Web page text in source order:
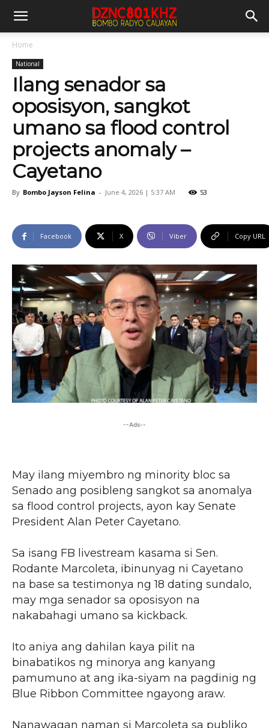
Home
National
Ilang senador sa
oposisyon, sangkot
umano sa flood control
projects anomaly –
Cayetano
By Bombo Jayson Felina - June 4, 2026 | 5:37 AM 53
Facebook X Viber Copy URL
--Ads--
May ilang miyembro ng minority bloc sa
Senado ang posibleng sangkot sa anomalya
sa flood control projects, ayon kay Senate
President Alan Peter Cayetano.
Sa isang FB livestream kasama si Sen.
Rodante Marcoleta, ibinunyag ni Cayetano
na base sa testimonya ng 18 dating sundalo,
may mga senador sa oposisyon na
nakabahagi umano sa kickback.
Ito aniya ang dahilan kaya pilit na
binabatikos ng minorya ang kanyang
pamumuno at ang ika-siyam na pagdinig ng
Blue Ribbon Committee ngayong araw.
Nanawagan naman si Marcoleta sa publiko